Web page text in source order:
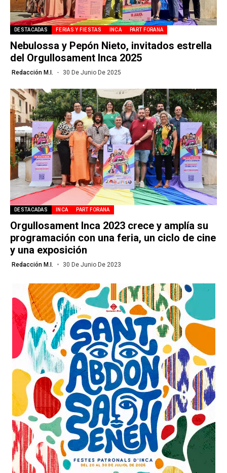
DESTACADAS FERIAS Y FIESTAS INCA PART FORANA
Nebulossa y Pepón Nieto, invitados estrella
del Orgullosament Inca 2025
Redacción M.I. 30 De Junio De 2025
DESTACADAS INCA PART FORANA
Orgullosament Inca 2023 crece y amplía su
programación con una feria, un ciclo de cine
y una exposición
Redacción M.I. 30 De Junio De 2023